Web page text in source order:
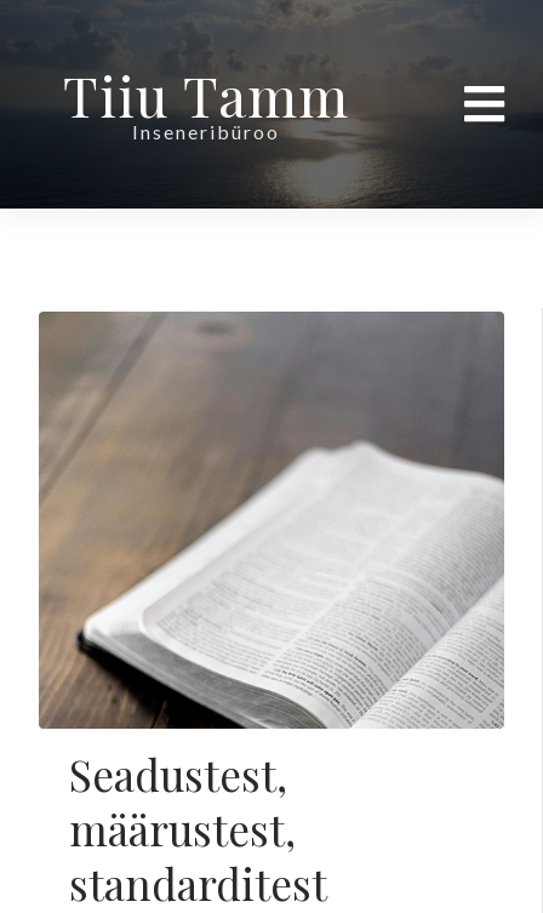
Tiiu Tamm
Inseneribüroo
Seadustest,
määrustest,
standarditest